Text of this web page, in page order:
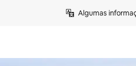
Algumas